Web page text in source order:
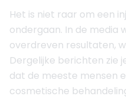
Het is niet raar om een
ondergaan. In de media
overdreven resultaten,
Dergelijke berichten zie
dat de meeste mensen
cosmetische